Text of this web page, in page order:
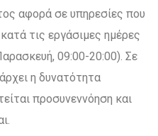
αφορά σε υπηρεσίες που
τις εργάσιμες ημέρες
09:00-20:00). Σε
η δυνατότητα
προσυνεννόηση και